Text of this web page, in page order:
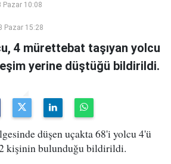
Pazar 10:08
Pazar 15:28
4 mürettebat taşıyan yolcu
yerine düştüğü bildirildi.
düşen uçakta 68'i yolcu 4'ü
kişinin bulunduğu bildirildi.